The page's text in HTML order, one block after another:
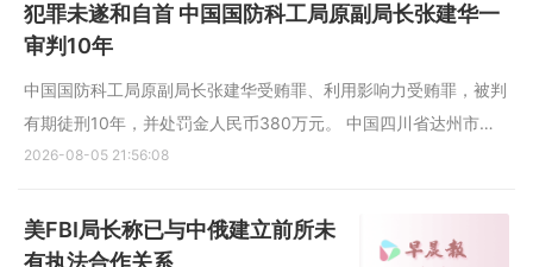
犯罪未遂和自首 中国国防科工局原副局长张建华一
审判10年
中国国防科工局原副局长张建华受贿罪、利用影响力受贿罪，被判
有期徒刑10年，并处罚金人民币380万元。 中国四川省达州市中
级人民法院星期三（8月5日）一审公开宣判国家国防科技工业局
贿罪被判处...
2026-08-05 21:56:08
美FBI局长称已与中俄建立前所未
有执法合作关系